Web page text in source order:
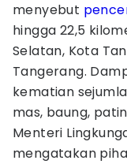
menyebut
hingga 22,5
Selatan, Kota
Tangerang.
kematian
mas, baung,
Menteri
mengatakan